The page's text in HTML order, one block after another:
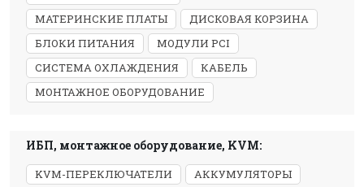
МАТЕРИНСКИЕ ПЛАТЫ
ДИСКОВАЯ КОРЗИНА
БЛОКИ ПИТАНИЯ
МОДУЛИ PCI
СИСТЕМА ОХЛАЖДЕНИЯ
КАБЕЛЬ
МОНТАЖНОЕ ОБОРУДОВАНИЕ
ИБП, монтажное оборудование, KVM:
KVM-ПЕРЕКЛЮЧАТЕЛИ
АККУМУЛЯТОРЫ